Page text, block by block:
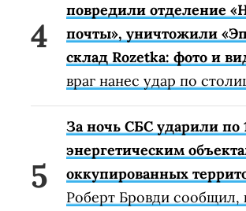
повредили отделение
почты», уничтожили
склад Rozetka: фото и
враг нанес удар по
За ночь СБС ударили по
энергетическим
оккупированных
Роберт Бровди сообщил,